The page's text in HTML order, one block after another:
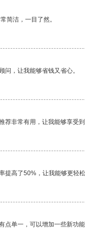
简洁，一目了然。
问，让我能够省钱又省心。
荐非常有用，让我能够享受到
提高了50%，让我能够更轻
点单一，可以增加一些新功